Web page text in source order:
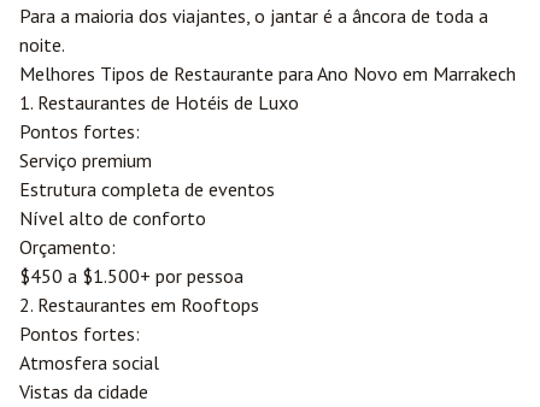
Para a maioria dos viajantes, o jantar é a âncora de toda a
noite.
Melhores Tipos de Restaurante para Ano Novo em Marrakech
1. Restaurantes de Hotéis de Luxo
Pontos fortes:
Serviço premium
Estrutura completa de eventos
Nível alto de conforto
Orçamento:
$450 a $1.500+ por pessoa
2. Restaurantes em Rooftops
Pontos fortes:
Atmosfera social
Vistas da cidade